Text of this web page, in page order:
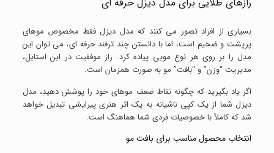
بسیاری از افراد تصور می کنند که مدل دیزل فقط مخصوص موهای
پرپشت و ضخیم است، اما با دانستن چند ترفند حرفه ای، می توان این
مدل را بر روی هر نوع مویی پیاده کرد. راز موفقیت در این استایل،
مدیریت “وزن” و “بافت” مو به صورت همزمان است.
اگر یاد بگیرید که چگونه نقاط ضعف موهای خود را پوشش دهید، مدل
دیزل شما از یک کپی ناشیانه به یک اثر هنری پیرایشی تبدیل خواهد
شد که کاملاً با خصوصیات فردی شما هماهنگ است.
انتخاب محصول مناسب برای بافت مو